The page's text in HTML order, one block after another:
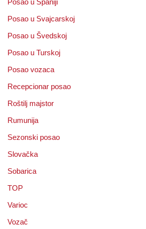
Posao u Svajcarskoj
Posao u Švedskoj
Posao u Turskoj
Posao vozaca
Recepcionar posao
Roštilj majstor
Rumunija
Sezonski posao
Slovačka
Sobarica
TOP
Varioc
Vozač